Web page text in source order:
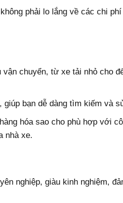
phải lo lắng về các chi phí
chuyển, từ xe tải nhỏ cho
bạn dễ dàng tìm kiếm và
hóa sao cho phù hợp với
nhà xe.
nghiệp, giàu kinh nghiệm,